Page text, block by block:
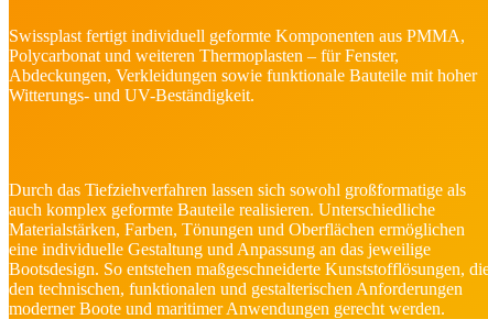
Swissplast fertigt individuell geformte Komponenten aus PMMA,
Polycarbonat und weiteren Thermoplasten – für Fenster,
Abdeckungen, Verkleidungen sowie funktionale Bauteile mit hoher
Witterungs- und UV-Beständigkeit.
Durch das Tiefziehverfahren lassen sich sowohl großformatige als
auch komplex geformte Bauteile realisieren. Unterschiedliche
Materialstärken, Farben, Tönungen und Oberflächen ermöglichen
eine individuelle Gestaltung und Anpassung an das jeweilige
Bootsdesign. So entstehen maßgeschneiderte Kunststofflösungen,
den technischen, funktionalen und gestalterischen Anforderungen
moderner Boote und maritimer Anwendungen gerecht werden.